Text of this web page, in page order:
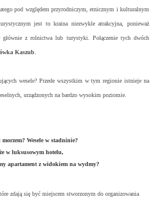
pod względem przyrodniczym, etnicznym i kulturalnym
jest to kraina niezwykle atrakcyjna, ponieważ
z rolnictwa lub turystyki. Połączenie tych dwóch
Kaszub
wesele? Przede wszystkim w tym regionie istnieje na
urządzonych na bardzo wysokim poziomie.
morzem? Wesele w stadninie?
w luksusowym hotelu,
apartament z widokiem na wydmy?
zdają się być miejscem stworzonym do organizowania